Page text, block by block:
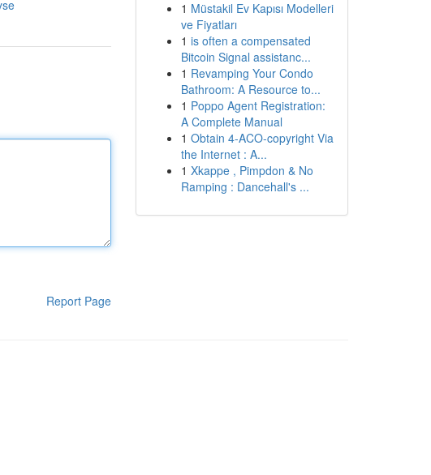
Report Page
1 Müstakil Ev Kapısı Modelleri
ve Fiyatları
1 is often a compensated
Bitcoin Signal assistanc...
1 Revamping Your Condo
Bathroom: A Resource to...
1 Poppo Agent Registration:
A Complete Manual
1 Obtain 4-ACO-copyright Via
the Internet : A...
1 Xkappe , Pimpdon & No
Ramping : Dancehall's ...